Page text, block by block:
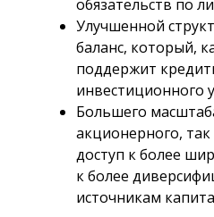
обязательств по
Улучшенной
баланс, который,
поддержит
инвестиционного
Большего
акционерного,
доступ к более
к более
источникам